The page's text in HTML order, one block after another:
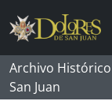
Skip to main content
Archivo
San Juan